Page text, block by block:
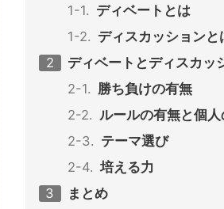
記事の目次